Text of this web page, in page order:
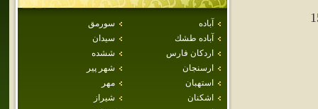
آباده
سورمق
آباده طشك
سيدان
اردكان فارس
ششده
ارسنجان
شهر پير
استهبان
مهر
اشكنان
شيراز